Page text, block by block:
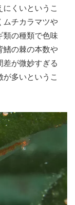
にくいというこ
ムチカラマツや
類の種類で色味
の棘の本数や
差が微妙すぎる
が多いというこ